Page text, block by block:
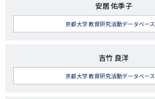
研
究
者
安居 佑季子
京都大学 教育研究活動データベース
研
究
者
吉竹 良洋
京都大学 教育研究活動データベース